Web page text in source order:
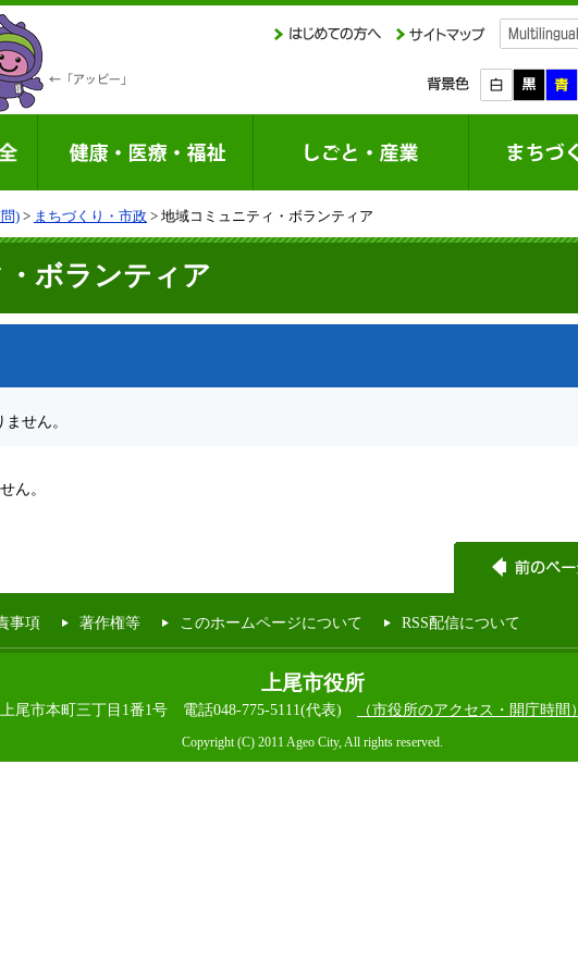
) > まちづくり・市政 > 地域コミュニティ・ボランティア
ボランティア
せん。
ん。
事項 著作権等 このホームページについて RSS配信について
上尾市役所
尾市本町三丁目1番1号 電話048-775-5111(代表) （市役所のアクセス・開庁時間）
Copyright (C) 2011 Ageo City, All rights reserved.